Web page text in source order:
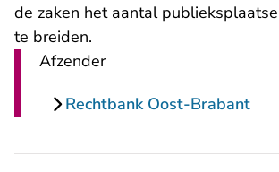
de zaken het aantal
te breiden.
Afzender
Rechtbank Oost-Brabant